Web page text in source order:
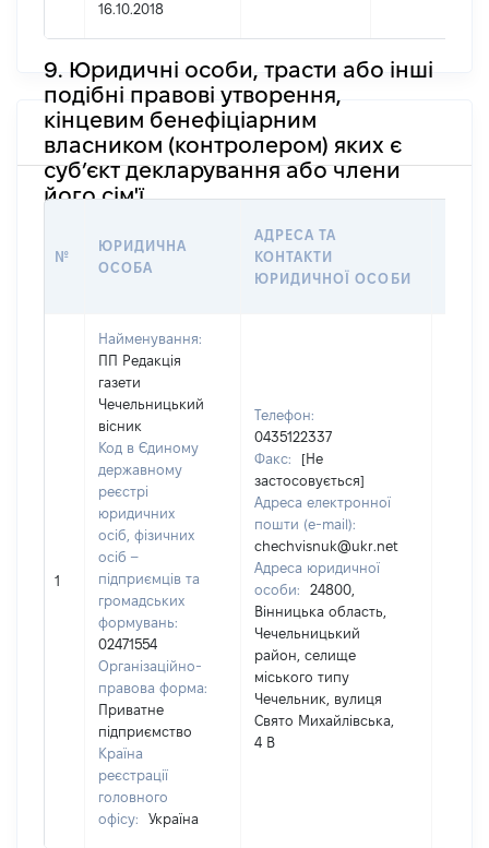
16.10.2018
9. Юридичні особи, трасти або інші
подібні правові утворення,
кінцевим бенефіціарним
власником (контролером) яких є
суб’єкт декларування або члени
його сім'ї
№
ЮРИДИЧНА
ОСОБА
АДРЕСА ТА
КОНТАКТИ
ЮРИДИЧНОЇ ОСОБИ
1
Найменування:
ПП Редакція
газети
Чечельницький
вісник
Код в Єдиному
державному
реєстрі
юридичних
осіб, фізичних
осіб –
підприємців та
громадських
формувань:
02471554
Організаційно-
правова форма:
Приватне
підприємство
Країна
реєстрації
головного
офісу:
Україна
Телефон:
0435122337
Факс:
[Не
застосовується]
Адреса електронної
пошти (e-mail):
chechvisnuk@ukr.net
Адреса юридичної
особи:
24800,
Вінницька область,
Чечельницький
район, селище
міського типу
Чечельник, вулиця
Свято Михайлівська,
4 В